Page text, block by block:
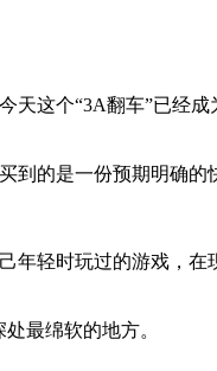
这个“3A翻车”已经成
的是一份预期明确的
轻时玩过的游戏，在
最绵软的地方。